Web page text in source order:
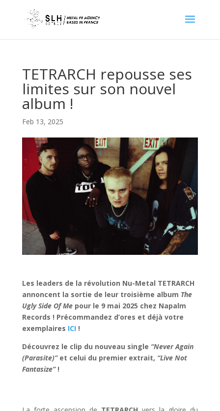
TETRARCH repousse ses
limites sur son nouvel
album !
Feb 13, 2025
Les leaders de la révolution Nu-Metal TETRARCH
annoncent la sortie de leur troisième album The
Ugly Side Of Mepour le 9 mai 2025 chez Napalm
Records ! Précommandez d’ores et déjà votre
exemplaires ICI!
Découvrez le clip du nouveau single “Never Again
(Parasite)”et celui du premier extrait, “Live Not
Fantasize”!